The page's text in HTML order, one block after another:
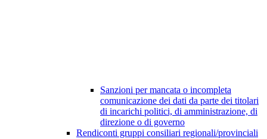
Sanzioni per mancata o incompleta
comunicazione dei dati da parte dei titolari
di incarichi politici, di amministrazione, di
direzione o di governo
Rendiconti gruppi consiliari regionali/provinciali